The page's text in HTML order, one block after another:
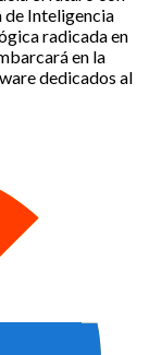
de Inteligencia
radicada en
en la
dedicados al